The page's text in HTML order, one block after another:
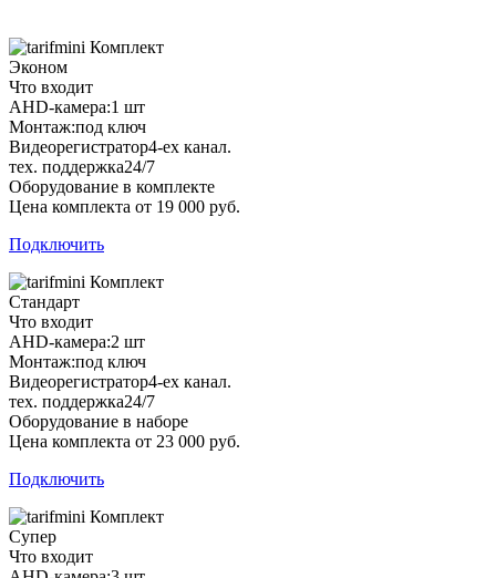
Комплект
Эконом
Что входит
AHD-камера:1 шт
Монтаж:под ключ
Видеорегистратор4-ех канал.
тех. поддержка24/7
Оборудование в комплекте
Цена комплекта от 19 000 руб.
Подключить
Комплект
Стандарт
Что входит
AHD-камера:2 шт
Монтаж:под ключ
Видеорегистратор4-ех канал.
тех. поддержка24/7
Оборудование в наборе
Цена комплекта от 23 000 руб.
Подключить
Комплект
Супер
Что входит